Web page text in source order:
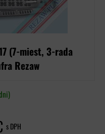
(7-miest, 3-rada
Rezaw
s DPH